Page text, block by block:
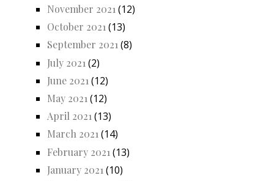
November 2021 (12)
October 2021(13)
September 2021(8)
July 2021 (2)
June 2021 (12)
May 2021 (12)
April 2021 (13)
March 2021(14)
February 2021 (13)
January 2021 (10)